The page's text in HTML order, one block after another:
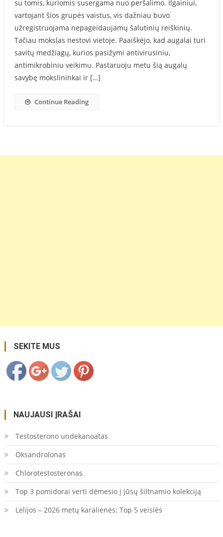
su tomis, kuriomis susergama nuo peršalimo. Ilgainiui,
vartojant šios grupės vaistus, vis dažniau buvo
užregistruojama nepageidaujamų šalutinių reiškinių.
Tačiau mokslas nestovi vietoje. Paaiškėjo, kad augalai turi
savitų medžiagų, kurios pasižymi antivirusiniu,
antimikrobiniu veikimu. Pastaruoju metu šią augalų
savybę mokslininkai ir […]
Continue Reading
SEKITE MUS
https://coupon.lt/sveikata/">
NAUJAUSI ĮRAŠAI
Testosterono undekanoatas
Oksandrolonas
Chlorotestosteronas
Top 3 pomidorai verti dėmesio į jūsų šiltnamio kolekciją
Lelijos – 2026 metų karalienės: Top 5 veislės